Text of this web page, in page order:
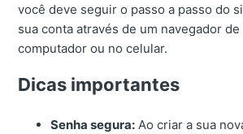
você deve seguir o passo a passo do
sua conta através de um navegador
computador ou no celular.
Dicas importantes
Senha segura: Ao criar a sua